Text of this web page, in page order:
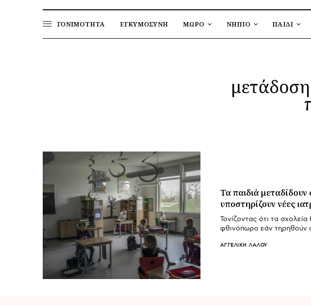
ΓΟΝΙΜΟΤΗΤΑ ΕΓΚΥΜΟΣΥΝΗ ΜΩΡΟ ΝΗΠΙΟ ΠΑΙΔΙ
Τα παιδιά
υποστηρίζουν νέες
Τονίζοντας ότι τα
φθινόπωρο εάν τηρηθούν
ΑΓΓΕΛΙΚΉ ΛΆΛΟΥ